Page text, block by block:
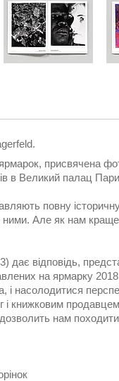
присвячена
в Великий палац
повну
ними. Але як нам
дає відповідь,
на ярмарку
і насолодитися
книжковим
нам